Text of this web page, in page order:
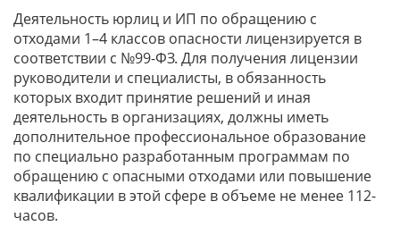
Деятельность юрлиц и ИП по обращению с
отходами 1–4 классов опасности лицензируется в
соответствии с №99-ФЗ. Для получения лицензии
руководители и специалисты, в обязанность
которых входит принятие решений и иная
деятельность в организациях, должны иметь
дополнительное профессиональное образование
по специально разработанным программам по
обращению с опасными отходами или повышение
квалификации в этой сфере в объеме не менее 112-
часов.